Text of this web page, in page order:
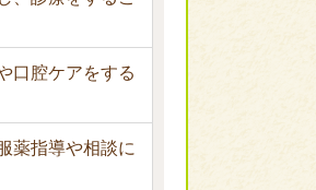
口腔ケアをする
薬指導や相談に